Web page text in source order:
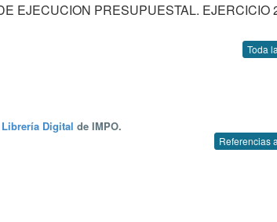
EJECUCION PRESUPUESTAL. EJERCICIO
Toda
Librería Digital de IMPO.
Referencias